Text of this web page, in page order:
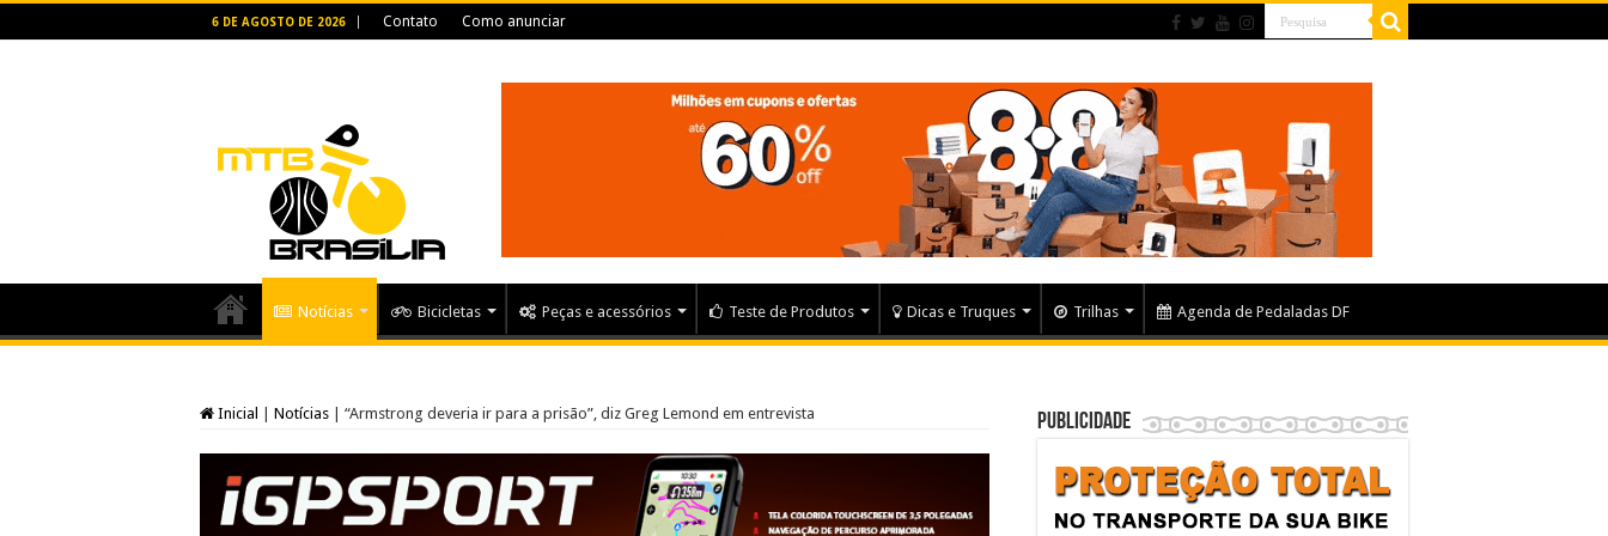
6 DE AGOSTO DE 2026 Contato Como anunciar
Notícias Bicicletas Peças e acessórios Teste de Produtos Dicas e Truques Trilhas Agenda de Pedaladas DF
Inicial Notícias “Armstrong deveria ir para a prisão”, diz Greg Lemond em entrevista Publicidade